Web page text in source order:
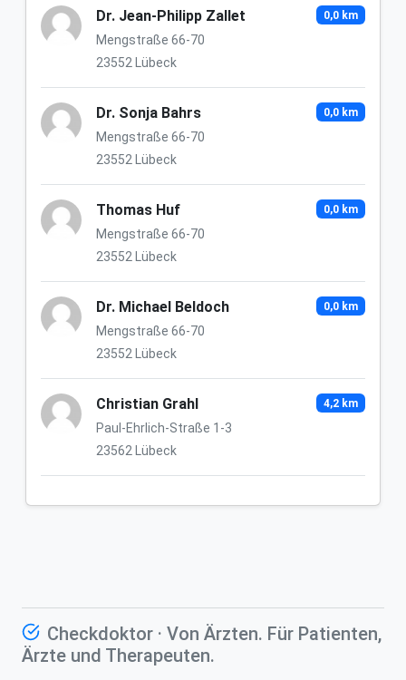
Dr. Jean-Philipp Zallet
Mengstraße 66-70
23552 Lübeck
0,0 km
Dr. Sonja Bahrs
Mengstraße 66-70
23552 Lübeck
0,0 km
Thomas Huf
Mengstraße 66-70
23552 Lübeck
0,0 km
Dr. Michael Beldoch
Mengstraße 66-70
23552 Lübeck
0,0 km
Christian Grahl
Paul-Ehrlich-Straße 1-3
23562 Lübeck
4,2 km
Checkdoktor · Von Ärzten. Für Patienten,
Ärzte und Therapeuten.